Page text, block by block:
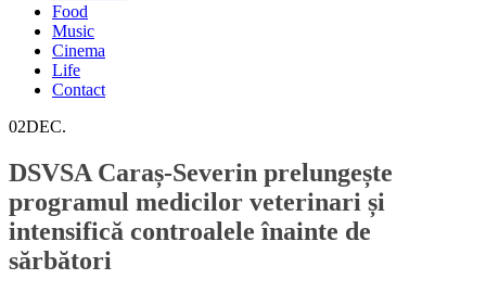
Food
Music
Cinema
Life
Contact
02DEC.
DSVSA Caraș-Severin prelungește
programul medicilor veterinari și
intensifică controalele înainte de
sărbători